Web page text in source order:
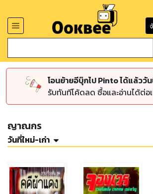
โอนย้ายอีบุ๊กไป Pinto ได้แล้ววั
รับทันทีโค้ดลด ซื้อและอ่านได้ต่อ
ญาณกร
วันที่ใหม่-เก่า